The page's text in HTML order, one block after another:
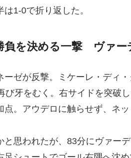
1-0で折り返した。
負を決める一撃 ヴァー
ーゼが反撃。ミケーレ・ディ
び牙をむく。右サイドを突破
。アウデロに触らせず、ネッ
と思われたが、83分にヴァー